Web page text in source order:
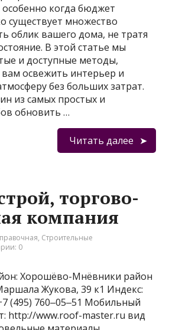
когда бюджет
существует множество
облик вашего дома, не тратя
В этой статье мы
и доступные методы,
освежить интерьер и
без больших затрат.
из самых простых и
обновить …
Читать далее
торгово-
компания
, Строительные
0
Хорошёво-Мнёвники район
Жукова, 39 к1 Индекс:
(495) 760‒05‒51 Мобильный
http://www.roof-master.ru вид